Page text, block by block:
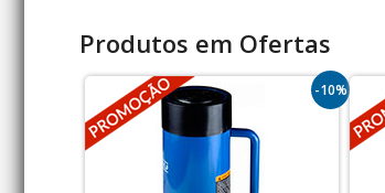
Produtos em Ofertas
-10%